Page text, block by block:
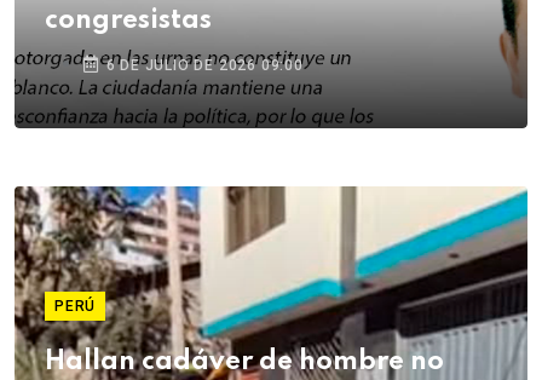
congresistas
6 DE JULIO DE 2026 09:00
PERÚ
Hallan cadáver de hombre no